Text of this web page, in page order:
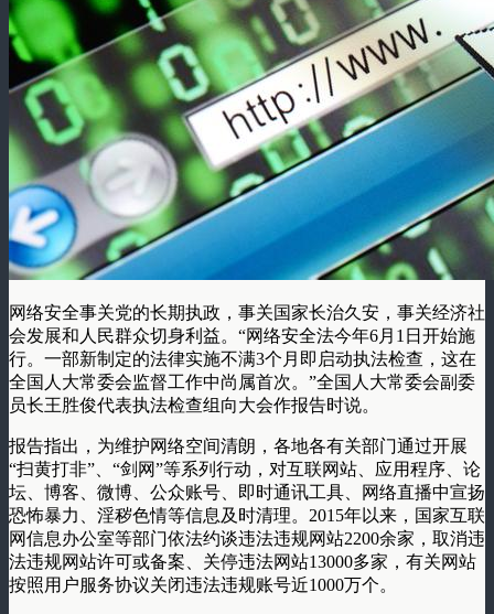
网络安全事关党的长期执政，事关国家长治久安，事关经济社
会发展和人民群众切身利益。“网络安全法今年6月1日开始施
行。一部新制定的法律实施不满3个月即启动执法检查，这在
全国人大常委会监督工作中尚属首次。”全国人大常委会副委
员长王胜俊代表执法检查组向大会作报告时说。
报告指出，为维护网络空间清朗，各地各有关部门通过开展
“扫黄打非”、“剑网”等系列行动，对互联网站、应用程序、论
坛、博客、微博、公众账号、即时通讯工具、网络直播中宣扬
恐怖暴力、淫秽色情等信息及时清理。2015年以来，国家互联
网信息办公室等部门依法约谈违法违规网站2200余家，取消违
法违规网站许可或备案、关停违法网站13000多家，有关网站
按照用户服务协议关闭违法违规账号近1000万个。